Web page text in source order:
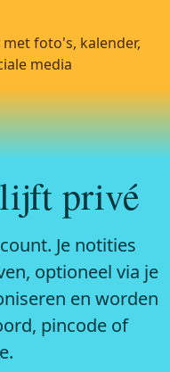
privé
Je notities
optioneel via je
en worden
pincode of